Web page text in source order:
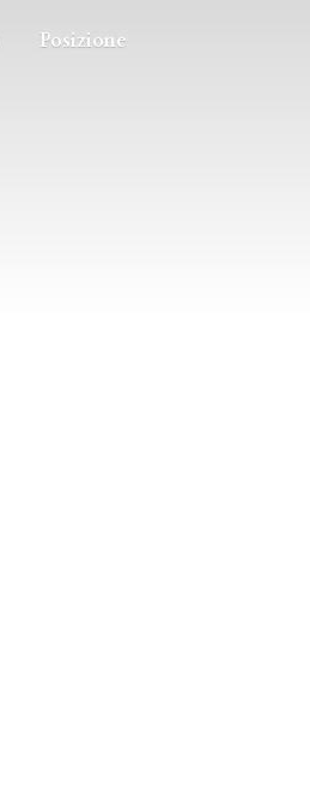
Posizione